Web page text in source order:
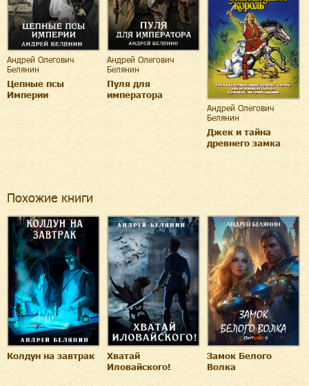
Андрей Олегович
Белянин
Цепные псы
Империи
Андрей Олегович
Белянин
Пуля для
императора
Андрей Олегович
Белянин
Джек и тайна
древнего замка
Похожие книги
Колдун на завтрак
Хватай
Иловайского!
Замок Белого
Волка